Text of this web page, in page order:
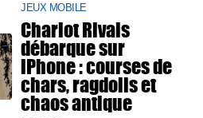
JEUX MOBILE
Chariot Rivals
débarque sur
iPhone : courses de
chars, ragdolls et
chaos antique